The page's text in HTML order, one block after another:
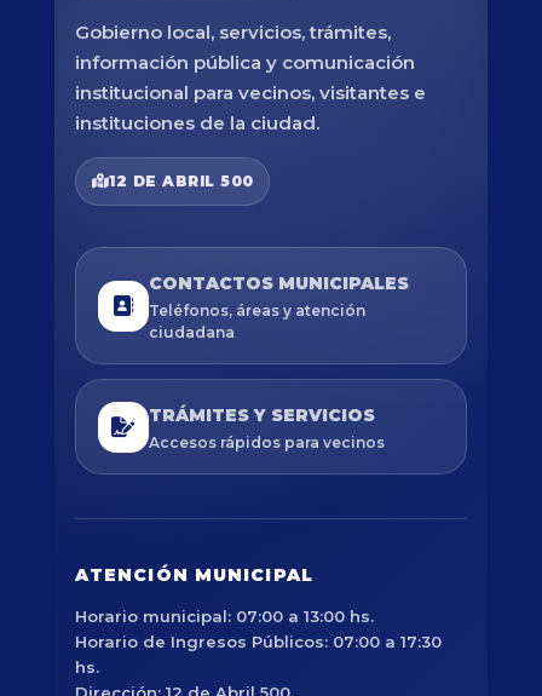
Gobierno local, servicios, trámites,
información pública y comunicación
institucional para vecinos, visitantes e
instituciones de la ciudad.
12 DE ABRIL 500
CONTACTOS MUNICIPALES
Teléfonos, áreas y atención
ciudadana
TRÁMITES Y SERVICIOS
Accesos rápidos para vecinos
ATENCIÓN MUNICIPAL
Horario municipal: 07:00 a 13:00 hs.
Horario de Ingresos Públicos: 07:00 a 17:30
hs.